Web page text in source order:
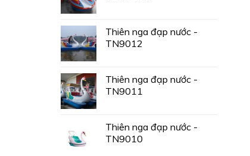
Thiên nga đạp nước -
TN9012
Thiên nga đạp nước -
TN9011
Thiên nga đạp nước -
TN9010